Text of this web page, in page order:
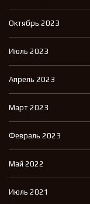
Октябрь 2023
Июль 2023
Апрель 2023
Март 2023
Февраль 2023
Май 2022
Июль 2021